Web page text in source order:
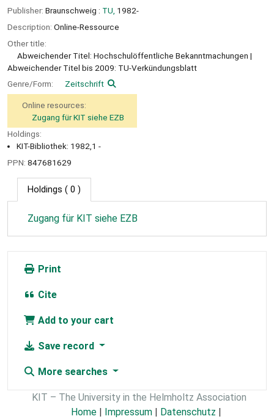
Publisher: Braunschweig : TU, 1982-
Description: Online-Ressource
Other title:
Abweichender Titel: Hochschulöffentliche Bekanntmachungen
Abweichender Titel bis 2009: TU-Verkündungsblatt
Genre/Form:
Zeitschrift
Online resources:
Zugang für KIT siehe EZB
Holdings:
KIT-Bibliothek: 1982,1 -
PPN: 847681629
Holdings ( 0 )
Zugang für KIT siehe EZB
Print
Cite
Add to your cart
Save record
More searches
KIT – The University in the Helmholtz Association
Home | Impressum | Datenschutz |